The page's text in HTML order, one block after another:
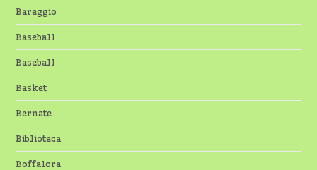
Bareggio
Baseball
Baseball
Basket
Bernate
Biblioteca
Boffalora